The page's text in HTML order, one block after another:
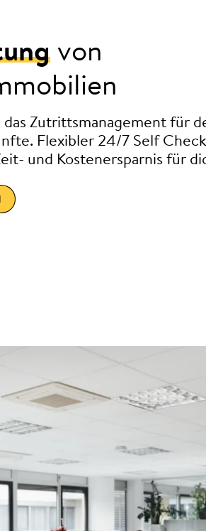
von
Zutrittsmanagement für
Flexibler 24/7 Self
und Kostenersparnis für